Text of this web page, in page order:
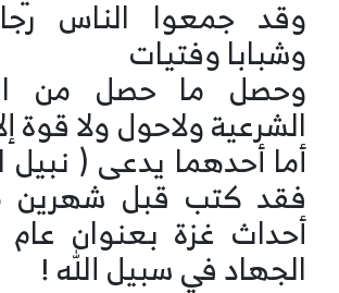
وقد جمعوا الناس
وشبابا وفتيات
وحصل ما حصل من
الشرعية ولاحول ولا قوة
أما أحدهما يدعى (
فقد كتب قبل شهرين
أحداث غزة بعنوان
الجهاد في سبيل الله !